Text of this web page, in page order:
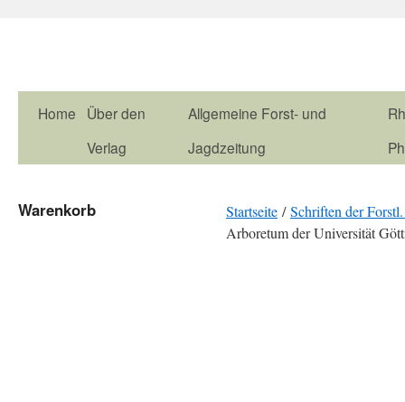
Home
Über den
Verlag
Allgemeine Forst- und
Jagdzeitung
Startseite /Schriften der
Arboretum der Universität
Warenkorb